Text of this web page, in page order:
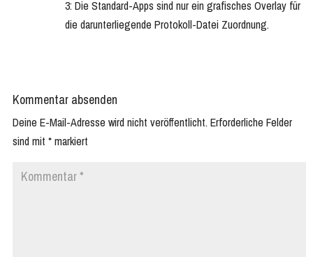
3: Die Standard-Apps sind nur ein grafisches Overlay für
die darunterliegende Protokoll-Datei Zuordnung.
Kommentar absenden
Deine E-Mail-Adresse wird nicht veröffentlicht. Erforderliche Felder
sind mit *markiert